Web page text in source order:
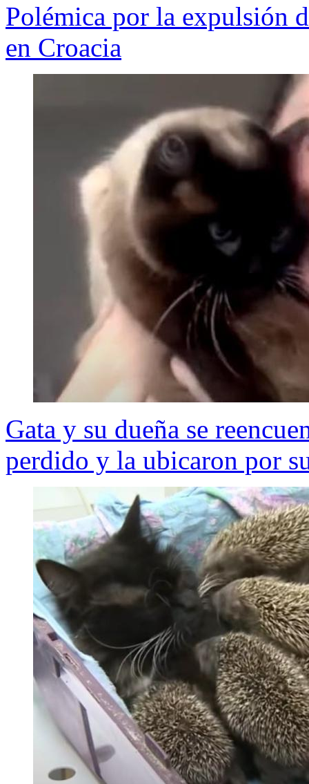
Polémica por la expulsión
en Croacia
Gata y su dueña se
perdido y la ubicaron por